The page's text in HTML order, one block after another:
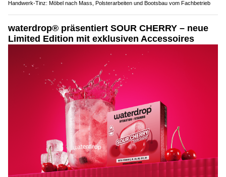
Handwerk-Tinz: Möbel nach Mass, Polsterarbeiten und Bootsbau vom Fachbetrieb
waterdrop® präsentiert SOUR CHERRY – neue
Limited Edition mit exklusiven Accessoires